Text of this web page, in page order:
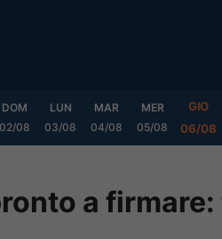
DOM
02/08
LUN
03/08
MAR
04/08
MER
05/08
GIO
06/08
a